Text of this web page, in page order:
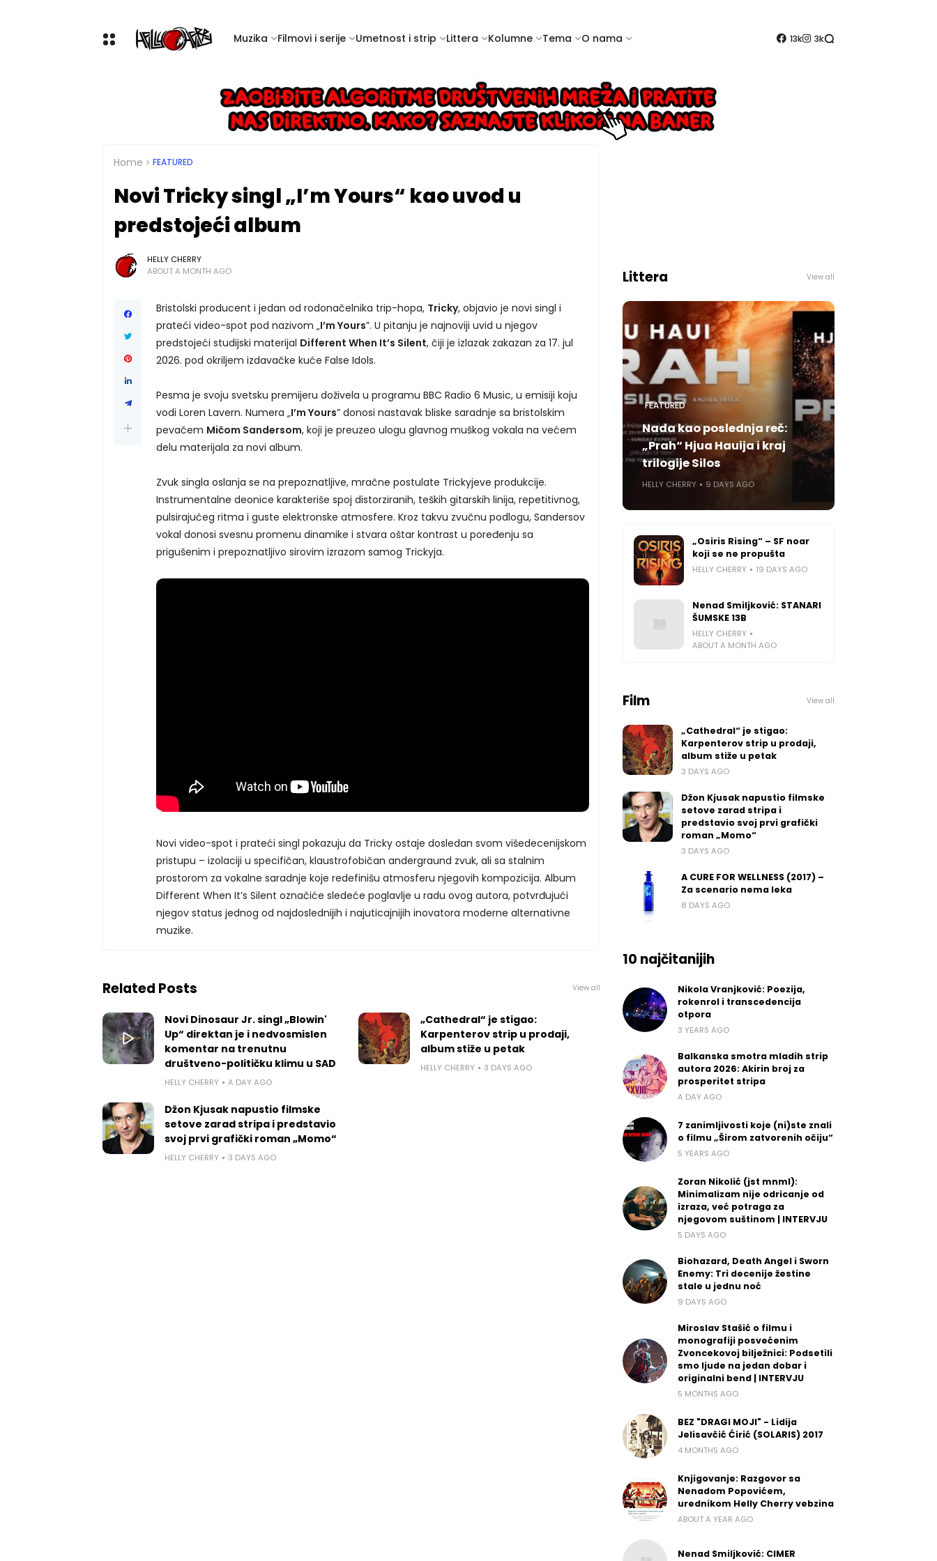
Muzika Filmovi i serije Umetnost i strip Littera Kolumne Tema O nama 13k 3k
Home FEATURED
Novi Tricky singl „I’m Yours“ kao uvod u
predstojeći album
HELLY CHERRY
ABOUT A MONTH AGO
Bristolski producent i jedan od rodonačelnika trip-hopa, Tricky, objavio je novi singl i
prateći video-spot pod nazivom „I’m Yours”. U pitanju je najnoviji uvid u njegov
predstojeći studijski materijal Different When It’s Silent, čiji je izlazak zakazan za 17. jul
2026. pod okriljem izdavačke kuće False Idols.
Pesma je svoju svetsku premijeru doživela u programu BBC Radio 6 Music, u emisiji koju
vodi Loren Lavern. Numera „I’m Yours” donosi nastavak bliske saradnje sa bristolskim
pevačem Mičom Sandersom, koji je preuzeo ulogu glavnog muškog vokala na većem
delu materijala za novi album.
Zvuk singla oslanja se na prepoznatljive, mračne postulate Trickyjeve produkcije.
Instrumentalne deonice karakteriše spoj distorziranih, teških gitarskih linija, repetitivnog,
pulsirajućeg ritma i guste elektronske atmosfere. Kroz takvu zvučnu podlogu, Sandersov
vokal donosi svesnu promenu dinamike i stvara oštar kontrast u poređenju sa
prigušenim i prepoznatljivo sirovim izrazom samog Trickyja.
Novi video-spot i prateći singl pokazuju da Tricky ostaje dosledan svom višedecenijskom
pristupu – izolaciji u specifičan, klaustrofobičan andergraund zvuk, ali sa stalnim
prostorom za vokalne saradnje koje redefinišu atmosferu njegovih kompozicija. Album
Different When It’s Silent označiće sledeće poglavlje u radu ovog autora, potvrđujući
njegov status jednog od najdoslednijih i najuticajnijih inovatora moderne alternativne
muzike.
Related Posts View all
Novi Dinosaur Jr. singl „Blowin'
Up“ direktan je i nedvosmislen
komentar na trenutnu
društveno-političku klimu u SAD
HELLY CHERRY A DAY AGO
„Cathedral“ je stigao:
Karpenterov strip u prodaji,
album stiže u petak
HELLY CHERRY 3 DAYS AGO
Džon Kjusak napustio filmske
setove zarad stripa i predstavio
svoj prvi grafički roman „Momo“
HELLY CHERRY 3 DAYS AGO
Littera View all
FEATURED
Nada kao poslednja reč:
„Prah“ Hjua Hauija i kraj
trilogije Silos
HELLY CHERRY 9 DAYS AGO
„Osiris Rising“ – SF noar
koji se ne propušta
HELLY CHERRY 19 DAYS AGO
Nenad Smiljković: STANARI
ŠUMSKE 13B
HELLY CHERRY
ABOUT A MONTH AGO
Film View all
„Cathedral“ je stigao:
Karpenterov strip u prodaji,
album stiže u petak
3 DAYS AGO
Džon Kjusak napustio filmske
setove zarad stripa i
predstavio svoj prvi grafički
roman „Momo“
3 DAYS AGO
A CURE FOR WELLNESS (2017) –
Za scenario nema leka
8 DAYS AGO
10 najčitanijih
Nikola Vranjković: Poezija,
rokenrol i transcedencija
otpora
3 YEARS AGO
Balkanska smotra mladih strip
autora 2026: Akirin broj za
prosperitet stripa
A DAY AGO
7 zanimljivosti koje (ni)ste znali
o filmu „Širom zatvorenih očiju“
5 YEARS AGO
Zoran Nikolić (jst mnml):
Minimalizam nije odricanje od
izraza, već potraga za
njegovom suštinom | INTERVJU
5 DAYS AGO
Biohazard, Death Angel i Sworn
Enemy: Tri decenije žestine
stale u jednu noć
9 DAYS AGO
Miroslav Stašić o filmu i
monografiji posvećenim
Zvoncekovoj bilježnici: Podsetili
smo ljude na jedan dobar i
originalni bend | INTERVJU
5 MONTHS AGO
BEZ "DRAGI MOJI" - Lidija
Jelisavčić Ćirić (SOLARIS) 2017
4 MONTHS AGO
Knjigovanje: Razgovor sa
Nenadom Popovićem,
urednikom Helly Cherry vebzina
ABOUT A YEAR AGO
Nenad Smiljković: CIMER